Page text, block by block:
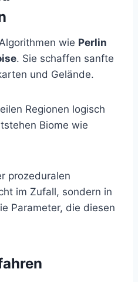
wie Perlin
. Sie schaffen sanfte
und Gelände.
Regionen logisch
Biome wie
prozeduralen
im Zufall, sondern in
Parameter, die diesen